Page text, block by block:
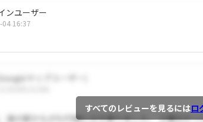
ンユーザー
04 16:37
すべてのレビューを見るにはロ